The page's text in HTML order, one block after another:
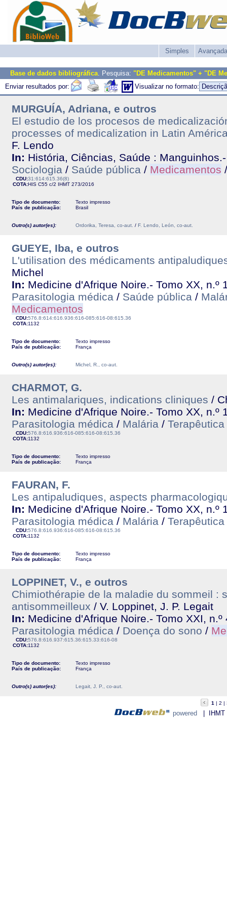
Simples Avançada
Base de dados bibliográfica. Pesquisa: "DE Medicamentos" + "DE
Enviar resultados por:
Visualizar no formato:
MURGUÍA, Adriana, e outros
El estudio de los procesos de
processes of medicalization in Latin
F. Lendo
In: História, Ciências, Saúde :
Sociologia / Saúde pública / Medicamentos
CDU:31:614:615.36(8)
COTA:HIS C55 c/2 IHMT 273/2016
Tipo de documento:
Texto impresso
País de publicação:
Brasil
Outro(s) autor(es): Ordorika, Teresa, co-aut. / F. Lendo, León, co-aut.
GUEYE, Iba, e outros
L'utilisation des médicaments
Michel
In: Medicine d'Afrique Noire.- Tomo XX, n.º
Parasitologia médica / Saúde pública /
Medicamentos
CDU:576.8:614:616.936:616-085:616-08:615.36
COTA:1132
Tipo de documento:
Texto impresso
País de publicação:
França
Outro(s) autor(es): Michel, R., co-aut.
CHARMOT, G.
Les antimalariques, indications cliniques /
In: Medicine d'Afrique Noire.- Tomo XX, n.º
Parasitologia médica / Malária / Terapêutica
CDU:576.8:616.936:616-085:616-08:615.36
COTA:1132
Tipo de documento:
Texto impresso
País de publicação:
França
FAURAN, F.
Les antipaludiques, aspects
In: Medicine d'Afrique Noire.- Tomo XX, n.º
Parasitologia médica / Malária / Terapêutica
CDU:576.8:616.936:616-085:616-08:615.36
COTA:1132
Tipo de documento:
Texto impresso
País de publicação:
França
LOPPINET, V., e outros
Chimiothérapie de la maladie du sommeil :
antisommeilleux / V. Loppinet, J. P. Legait
In: Medicine d'Afrique Noire.- Tomo XXI,
Parasitologia médica / Doença do sono /
CDU:576.8:616.937:615.36:615.33:616-08
COTA:1132
Tipo de documento:
Texto impresso
País de publicação:
França
Outro(s) autor(es): Legait, J. P., co-aut.
1 2
powered | IHMT -